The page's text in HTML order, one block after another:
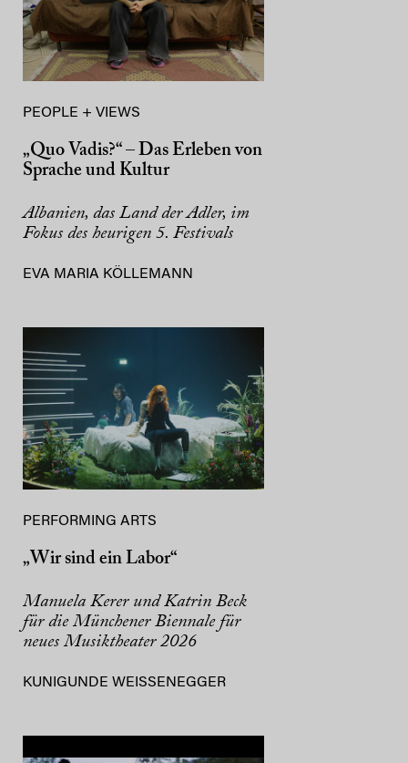
PEOPLE + VIEWS
„Quo Vadis?“ – Das Erleben von
Sprache und Kultur
Albanien, das Land der Adler, im
Fokus des heurigen 5. Festivals
EVA MARIA KÖLLEMANN
PERFORMING ARTS
„Wir sind ein Labor“
Manuela Kerer und Katrin Beck
für die Münchener Biennale für
neues Musiktheater 2026
KUNIGUNDE WEISSENEGGER